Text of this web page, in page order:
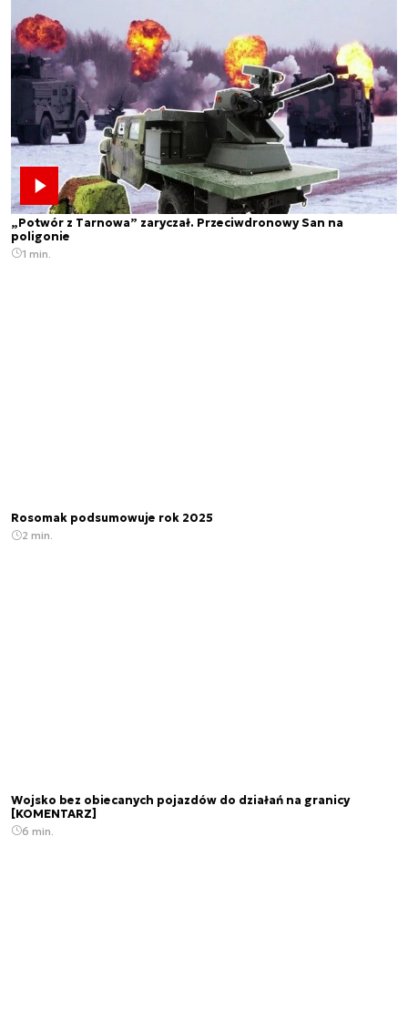
„Potwór z Tarnowa” zaryczał. Przeciwdronowy San na
poligonie
1 min.
Rosomak podsumowuje rok 2025
2 min.
Wojsko bez obiecanych pojazdów do działań na granicy
[KOMENTARZ]
6 min.